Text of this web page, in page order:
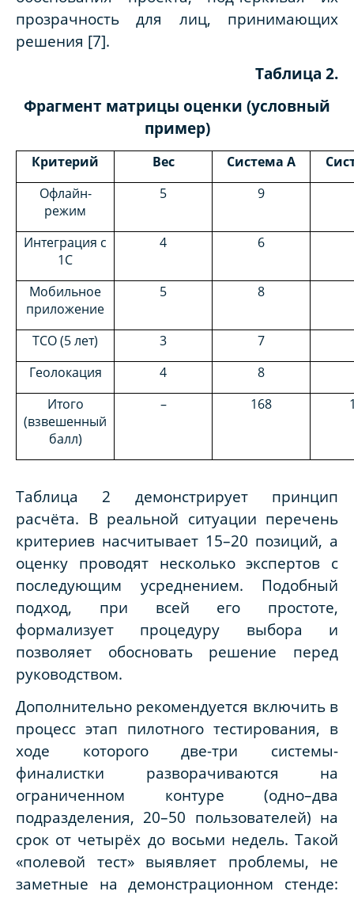
прозрачность для лиц, принимающих
решения [7].
Таблица 2.
Фрагмент матрицы оценки (условный
пример)
Критерий Вес Система А
Офлайн-
режим
5 9
Интеграция с
1С
4 6
Мобильное
приложение
5 8
TCO (5 лет) 3
7
Геолокация
4
8
Итого
(взвешенный
балл)
– 168
Таблица 2 демонстрирует принцип
расчёта. В реальной ситуации перечень
критериев насчитывает 15–20 позиций, а
оценку проводят несколько экспертов с
последующим усреднением. Подобный
подход, при всей его простоте,
формализует процедуру выбора и
позволяет обосновать решение перед
руководством.
Дополнительно рекомендуется включить в
процесс этап пилотного тестирования, в
ходе которого две-три системы-
финалистки разворачиваются на
ограниченном контуре (одно–два
подразделения, 20–50 пользователей) на
срок от четырёх до восьми недель. Такой
«полевой тест» выявляет проблемы, не
заметные на демонстрационном стенде: